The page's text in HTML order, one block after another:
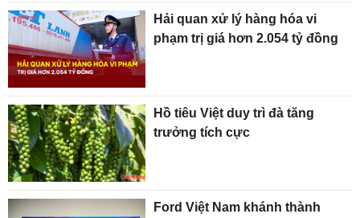
Hải quan xử lý hàng hóa vi
phạm trị giá hơn 2.054 tỷ đồng
Hồ tiêu Việt duy trì đà tăng
trưởng tích cực
Ford Việt Nam khánh thành